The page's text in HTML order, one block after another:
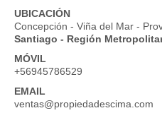
UBICACIÓN
Concepción - Viña del Mar -
Santiago - Región
MÓVIL
+56945786529
EMAIL
ventas@propiedadescima.com